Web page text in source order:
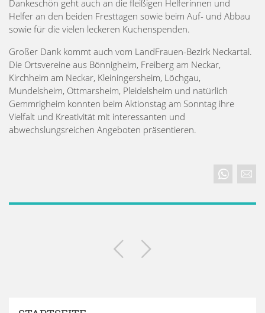
Dankeschön geht auch an die fleißigen Helferinnen und
Helfer an den beiden Fresttagen sowie beim Auf- und Abbau
sowie für die vielen leckeren Kuchenspenden.
Großer Dank kommt auch vom LandFrauen-Bezirk Neckartal.
Die Ortsvereine aus Bönnigheim, Freiberg am Neckar,
Kirchheim am Neckar, Kleiningersheim, Löchgau,
Mundelsheim, Ottmarsheim, Pleidelsheim und natürlich
Gemmrigheim konnten beim Aktionstag am Sonntag ihre
Vielfalt und Kreativität mit interessanten und
abwechslungsreichen Angeboten präsentieren.